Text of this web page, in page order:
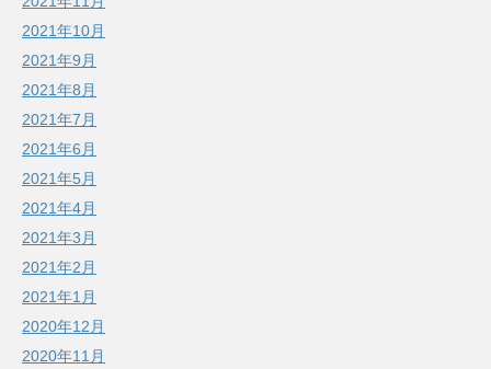
2021年10月
2021年9月
2021年8月
2021年7月
2021年6月
2021年5月
2021年4月
2021年3月
2021年2月
2021年1月
2020年12月
2020年11月